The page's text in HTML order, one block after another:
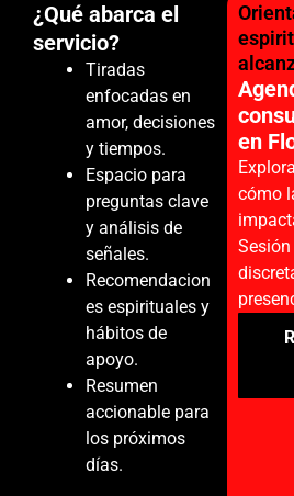
¿Qué abarca el
servicio?
Tiradas
enfocadas en
amor, decisiones
y tiempos.
Espacio para
preguntas clave
y análisis de
señales.
Recomendacion
es espirituales y
hábitos de
apoyo.
Resumen
accionable para
los próximos
días.
en
cómo